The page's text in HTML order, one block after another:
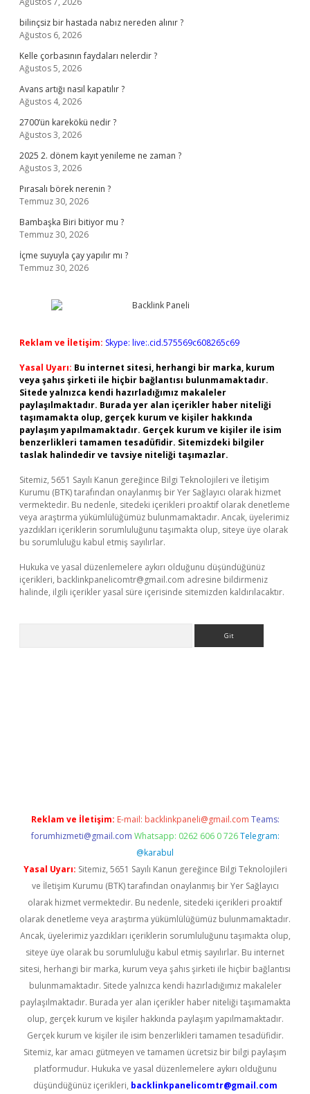
bilinçsiz bir hastada nabız nereden alınır ?
Ağustos 6, 2026
Kelle çorbasının faydaları nelerdir ?
Ağustos 5, 2026
Avans artığı nasıl kapatılır ?
Ağustos 4, 2026
2700’ün karekökü nedir ?
Ağustos 3, 2026
2025 2. dönem kayıt yenileme ne zaman ?
Ağustos 3, 2026
Pırasalı börek nerenin ?
Temmuz 30, 2026
Bambaşka Biri bitiyor mu ?
Temmuz 30, 2026
İçme suyuyla çay yapılır mı ?
Temmuz 30, 2026
Reklam ve İletişim: Skype: live:.cid.575569c608265c69
Yasal Uyarı: Bu internet sitesi, herhangi bir marka, kurum
veya şahıs şirketi ile hiçbir bağlantısı bulunmamaktadır.
Sitede yalnızca kendi hazırladığımız makaleler
paylaşılmaktadır. Burada yer alan içerikler haber niteliği
taşımamakta olup, gerçek kurum ve kişiler hakkında
paylaşım yapılmamaktadır. Gerçek kurum ve kişiler ile isim
benzerlikleri tamamen tesadüfidir. Sitemizdeki bilgiler
taslak halindedir ve tavsiye niteliği taşımazlar.
Sitemiz, 5651 Sayılı Kanun gereğince Bilgi Teknolojileri ve İletişim
Kurumu (BTK) tarafından onaylanmış bir Yer Sağlayıcı olarak hizmet
vermektedir. Bu nedenle, sitedeki içerikleri proaktif olarak denetleme
veya araştırma yükümlülüğümüz bulunmamaktadır. Ancak, üyelerimiz
yazdıkları içeriklerin sorumluluğunu taşımakta olup, siteye üye olarak
bu sorumluluğu kabul etmiş sayılırlar.
Hukuka ve yasal düzenlemelere aykırı olduğunu düşündüğünüz
içerikleri, backlinkpanelicomtr@gmail.com adresine bildirmeniz
halinde, ilgili içerikler yasal süre içerisinde sitemizden kaldırılacaktır.
Reklam ve İletişim: E-mail: backlinkpaneli@gmail.com Teams:
forumhizmeti@gmail.com Whatsapp: 0262 606 0 726 Telegram:
@karabul
Yasal Uyarı: Sitemiz, 5651 Sayılı Kanun gereğince Bilgi Teknolojileri
ve İletişim Kurumu (BTK) tarafından onaylanmış bir Yer Sağlayıcı
olarak hizmet vermektedir. Bu nedenle, sitedeki içerikleri proaktif
olarak denetleme veya araştırma yükümlülüğümüz bulunmamaktadır.
Ancak, üyelerimiz yazdıkları içeriklerin sorumluluğunu taşımakta olup,
siteye üye olarak bu sorumluluğu kabul etmiş sayılırlar. Bu internet
sitesi, herhangi bir marka, kurum veya şahıs şirketi ile hiçbir bağlantısı
bulunmamaktadır. Sitede yalnızca kendi hazırladığımız makaleler
paylaşılmaktadır. Burada yer alan içerikler haber niteliği taşımamakta
olup, gerçek kurum ve kişiler hakkında paylaşım yapılmamaktadır.
Gerçek kurum ve kişiler ile isim benzerlikleri tamamen tesadüfidir.
Sitemiz, kar amacı gütmeyen ve tamamen ücretsiz bir bilgi paylaşım
platformudur. Hukuka ve yasal düzenlemelere aykırı olduğunu
düşündüğünüz içerikleri, backlinkpanelicomtr@gmail.com